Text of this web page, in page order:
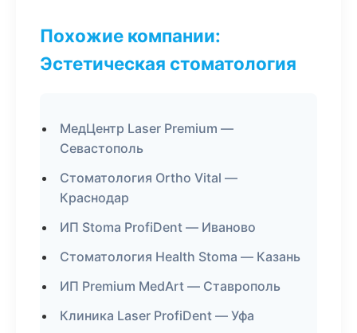
Похожие компании:
Эстетическая стоматология
МедЦентр Laser Premium —
Севастополь
Стоматология Ortho Vital —
Краснодар
ИП Stoma ProfiDent — Иваново
Стоматология Health Stoma — Казань
ИП Premium MedArt — Ставрополь
Клиника Laser ProfiDent — Уфа